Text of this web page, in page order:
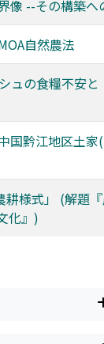
像 --その構築へ
自然農法
ュの食糧不安と
国黔江地区土家
耕様式」 (解題
化』)